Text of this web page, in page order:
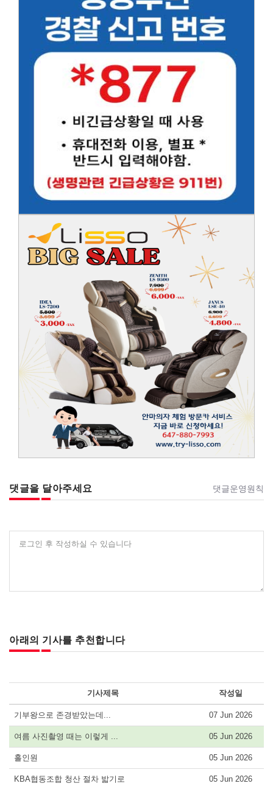
댓글을 달아주세요 댓글운영원칙
로그인 후 작성하실 수 있습니다
아래의 기사를 추천합니다
기사제목 작성일
기부왕으로 존경받았는데... 07 Jun 2026
여름 사진촬영 때는 이렇게 ... 05 Jun 2026
홀인원 05 Jun 2026
KBA협동조합 청산 절차 밟기로 05 Jun 2026